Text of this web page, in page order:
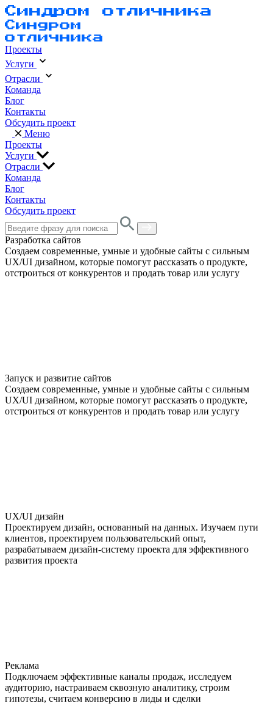
Проекты
Услуги
Отрасли
Команда
Блог
Контакты
Обсудить проект
Меню
Проекты
Услуги
Отрасли
Команда
Блог
Контакты
Обсудить проект
Разработка сайтов
Создаем современные, умные и удобные сайты с сильным
UX/UI дизайном, которые помогут рассказать о продукте,
отстроиться от конкурентов и продать товар или услугу
Запуск и развитие сайтов
Создаем современные, умные и удобные сайты с сильным
UX/UI дизайном, которые помогут рассказать о продукте,
отстроиться от конкурентов и продать товар или услугу
UX/UI дизайн
Проектируем дизайн, основанный на данных. Изучаем пути
клиентов, проектируем пользовательский опыт,
разрабатываем дизайн-систему проекта для эффективного
развития проекта
Реклама
Подключаем эффективные каналы продаж, исследуем
аудиторию, настраиваем сквозную аналитику, строим
гипотезы, считаем конверсию в лиды и сделки